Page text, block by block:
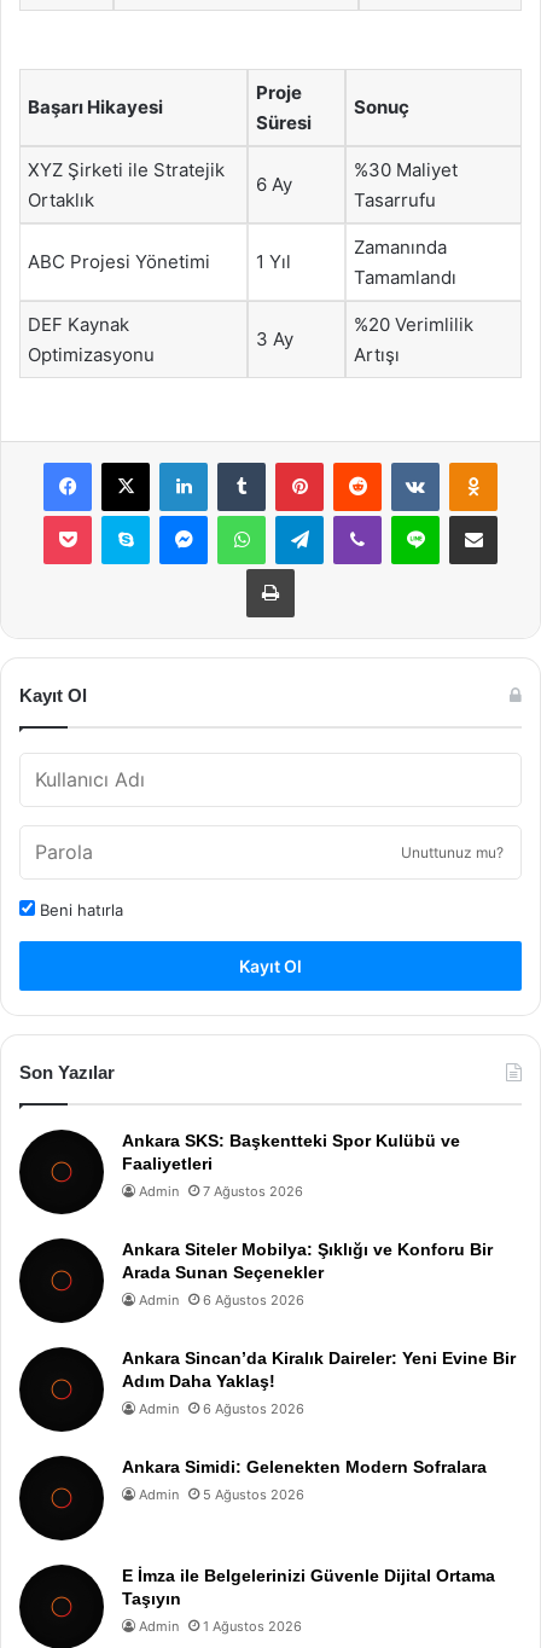
Başarı Hikayesi
Proje
Süresi
Sonuç
XYZ Şirketi ile Stratejik
Ortaklık
6 Ay
%30 Maliyet
Tasarrufu
ABC Projesi Yönetimi 1 Yıl
Zamanında
Tamamlandı
DEF Kaynak
Optimizasyonu
3 Ay
%20 Verimlilik
Artışı
Facebook
X LinkedInTumblr PinterestReddit VKontakte
Pocket Skype MessengerWhatsAppTelegramViber Line E-Posta ile
Yazdır
Kayıt Ol
Unuttunuz mu?
Beni hatırla
Kayıt Ol
Son Yazılar
Ankara SKS: Başkentteki Spor Kulübü ve
Faaliyetleri
Admin 7 Ağustos 2026
Ankara Siteler Mobilya: Şıklığı ve Konforu Bir
Arada Sunan Seçenekler
Admin 6 Ağustos 2026
Ankara Sincan’da Kiralık Daireler: Yeni Evine Bir
Adım Daha Yaklaş!
Admin 6 Ağustos 2026
Ankara Simidi: Gelenekten Modern Sofralara
Admin 5 Ağustos 2026
E İmza ile Belgelerinizi Güvenle Dijital Ortama
Taşıyın
Admin 1 Ağustos 2026